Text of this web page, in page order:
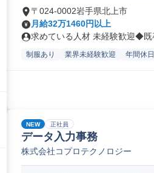
〒024-0002岩手県北上市
月給32万1460円以上
求めている人材 未経験歓迎◆
制服あり 業界未経験歓迎 年間休
NEW 正社員
データ入力事務
株式会社コプロテクノロジー